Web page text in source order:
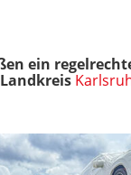
ein